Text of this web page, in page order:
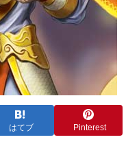
はてブ Pinterest